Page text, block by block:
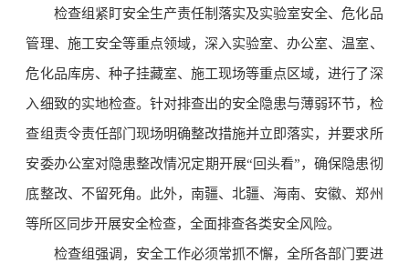
检查组紧盯安全生产责任制落实及实验室安全、危化品
管理、施工安全等重点领域，深入实验室、办公室、温室、
危化品库房、种子挂藏室、施工现场等重点区域，进行了深
入细致的实地检查。针对排查出的安全隐患与薄弱环节，检
查组责令责任部门现场明确整改措施并立即落实，并要求所
安委办公室对隐患整改情况定期开展“回头看”，确保隐患彻
底整改、不留死角。此外，南疆、北疆、海南、安徽、郑州
等所区同步开展安全检查，全面排查各类安全风险。
检查组强调，安全工作必须常抓不懈，全所各部门要进